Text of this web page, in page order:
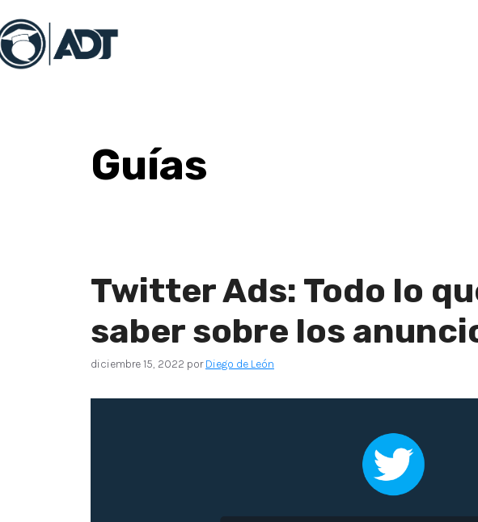
Guías
Twitter Ads: Todo lo
saber sobre los
diciembre 15, 2022 por Diego de León